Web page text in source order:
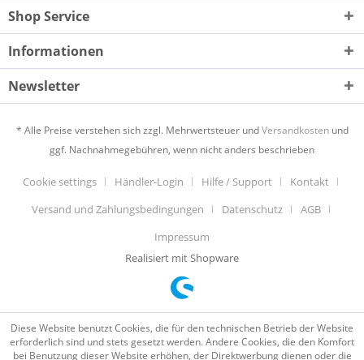
Shop Service
Informationen
Newsletter
* Alle Preise verstehen sich zzgl. Mehrwertsteuer undVersandkostenund
ggf. Nachnahmegebühren, wenn nicht anders beschrieben
Cookie settings Händler-Login Hilfe / Support
Kontakt
Versand und Zahlungsbedingungen
Datenschutz
AGB
Impressum
Realisiert mit Shopware
Diese Website benutzt Cookies, die für den technischen Betrieb der Website
erforderlich sind und stets gesetzt werden. Andere Cookies, die den Komfort
bei Benutzung dieser Website erhöhen, der Direktwerbung dienen oder die